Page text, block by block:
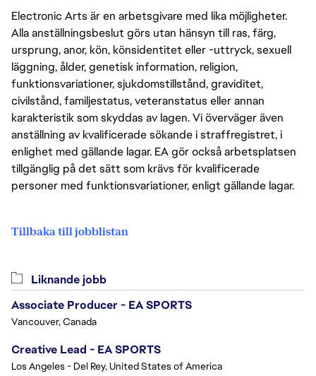
Electronic Arts är en arbetsgivare med lika möjligheter.
Alla anställningsbeslut görs utan hänsyn till ras, färg,
ursprung, anor, kön, könsidentitet eller -uttryck, sexuell
läggning, ålder, genetisk information, religion,
funktionsvariationer, sjukdomstillstånd, graviditet,
civilstånd, familjestatus, veteranstatus eller annan
karakteristik som skyddas av lagen. Vi överväger även
anställning av kvalificerade sökande i straffregistret, i
enlighet med gällande lagar. EA gör också arbetsplatsen
tillgänglig på det sätt som krävs för kvalificerade
personer med funktionsvariationer, enligt gällande lagar.
Tillbaka till jobblistan
Liknande jobb
Associate Producer - EA SPORTS
Vancouver, Canada
Creative Lead - EA SPORTS
Los Angeles - Del Rey, United States of America